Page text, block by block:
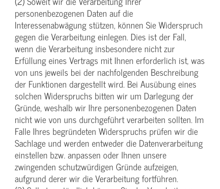
personenbezogenen Daten auf die
Interessenabwägung stützen, können Sie Widerspruch
gegen die Verarbeitung einlegen. Dies ist der Fall,
wenn die Verarbeitung insbesondere nicht zur
Erfüllung eines Vertrags mit Ihnen erforderlich ist, was
von uns jeweils bei der nachfolgenden Beschreibung
der Funktionen dargestellt wird. Bei Ausübung eines
solchen Widerspruchs bitten wir um Darlegung der
Gründe, weshalb wir Ihre personenbezogenen Daten
nicht wie von uns durchgeführt verarbeiten sollten. Im
Falle Ihres begründeten Widerspruchs prüfen wir die
Sachlage und werden entweder die Datenverarbeitung
einstellen bzw. anpassen oder Ihnen unsere
zwingenden schutzwürdigen Gründe aufzeigen,
aufgrund derer wir die Verarbeitung fortführen.